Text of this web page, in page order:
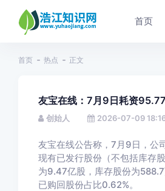
首页
首页 热点 正文
友宝在线：7月9日耗资
创始人 2026-07-09
友宝在线公告称，7月9日，公
现有已发行股份（不包括库存
为9.47亿股，库存股份为
已购回股份占比0.62%。